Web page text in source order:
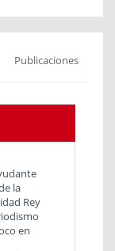
Publicaciones
la
Rey
en